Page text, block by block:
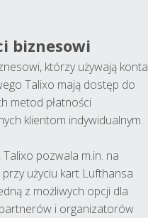
biznesowi
którzy używają konta
Talixo mają dostęp do
metod płatności
klientom indywidualnym.
pozwala m.in. na
przy użyciu kart Lufthansa
z możliwych opcji dla
i organizatorów